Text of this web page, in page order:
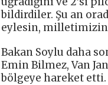
bildirdiler. Şu an
eylesin, milletimizin
Bakan Soylu daha
Emin Bilmez, Van
bölgeye hareket etti.